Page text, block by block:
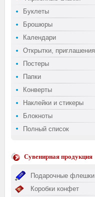
Буклеты
Брошюры
Календари
Открытки, приглашения
Постеры
Папки
Конверты
Наклейки и стикеры
Блокноты
Полный список
Сувенирная продукция
Подарочные флешки
Коробки конфет